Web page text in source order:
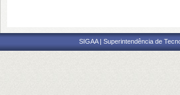
SIGAA | Superintendência de